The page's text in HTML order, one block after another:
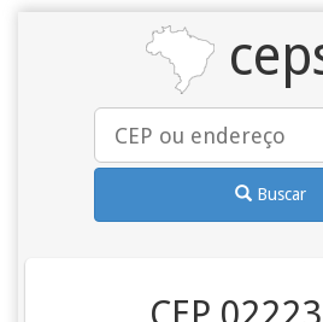
Buscar